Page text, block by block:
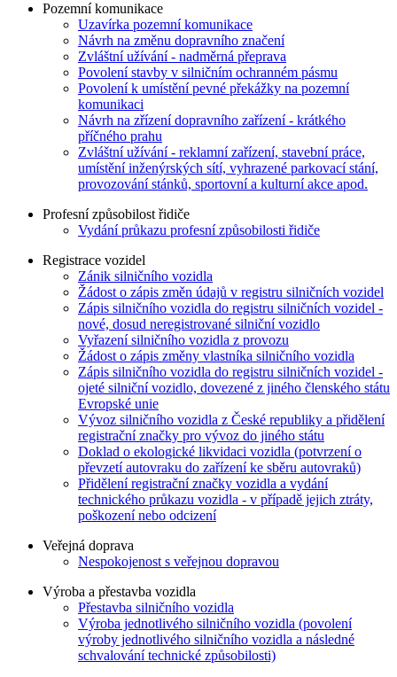
Pozemní komunikace
Uzavírka pozemní komunikace
Návrh na změnu dopravního značení
Zvláštní užívání - nadměrná přeprava
Povolení stavby v silničním ochranném pásmu
Povolení k umístění pevné překážky na pozemní
komunikaci
Návrh na zřízení dopravního zařízení - krátkého
příčného prahu
Zvláštní užívání - reklamní zařízení, stavební práce,
umístění inženýrských sítí, vyhrazené parkovací stání,
provozování stánků, sportovní a kulturní akce apod.
Profesní způsobilost řidiče
Vydání průkazu profesní způsobilosti řidiče
Registrace vozidel
Zánik silničního vozidla
Žádost o zápis změn údajů v registru silničních vozidel
Zápis silničního vozidla do registru silničních vozidel -
nové, dosud neregistrované silniční vozidlo
Vyřazení silničního vozidla z provozu
Žádost o zápis změny vlastníka silničního vozidla
Zápis silničního vozidla do registru silničních vozidel -
ojeté silniční vozidlo, dovezené z jiného členského státu
Evropské unie
Vývoz silničního vozidla z České republiky a přidělení
registrační značky pro vývoz do jiného státu
Doklad o ekologické likvidaci vozidla (potvrzení o
převzetí autovraku do zařízení ke sběru autovraků)
Přidělení registrační značky vozidla a vydání
technického průkazu vozidla - v případě jejich ztráty,
poškození nebo odcizení
Veřejná doprava
Nespokojenost s veřejnou dopravou
Výroba a přestavba vozidla
Přestavba silničního vozidla
Výroba jednotlivého silničního vozidla (povolení
výroby jednotlivého silničního vozidla a následné
schvalování technické způsobilosti)